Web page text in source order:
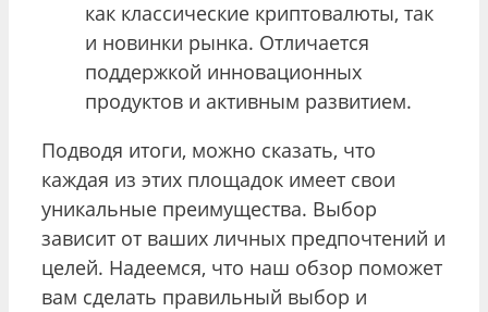
как классические криптовалюты, так
и новинки рынка. Отличается
поддержкой инновационных
продуктов и активным развитием.
Подводя итоги, можно сказать, что
каждая из этих площадок имеет свои
уникальные преимущества. Выбор
зависит от ваших личных предпочтений и
целей. Надеемся, что наш обзор поможет
вам сделать правильный выбор и